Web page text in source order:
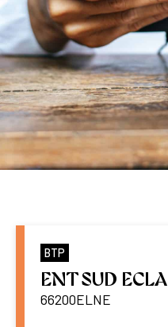
BTP
ENT SUD
66200ELNE